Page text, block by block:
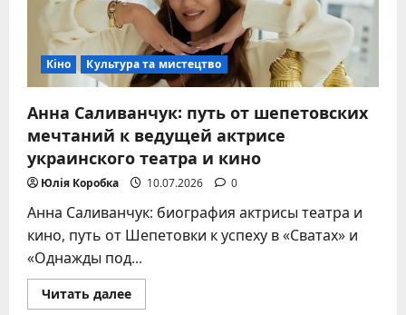
Кіно Культура та мистецтво
Анна Саливанчук: путь от шепетовских
мечтаний к ведущей актрисе
украинского театра и кино
Юлія Коробка 10.07.2026 0
Анна Саливанчук: биография актрисы театра и
кино, путь от Шепетовки к успеху в «Сватах» и
«Однажды под...
Читать далееПрочитать
больше